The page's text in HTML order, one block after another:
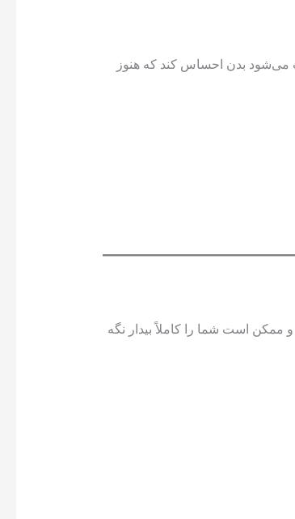
می‌شود بدن احساس کند که هنوز
و ممکن است شما را کاملاً بیدار نگه